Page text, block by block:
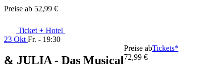
Preise ab 52,99 €
Ticket + Hotel
23 Okt Fr. - 19:30
& JULIA - Das Musical
Preise ab
72,99 €
Tickets*